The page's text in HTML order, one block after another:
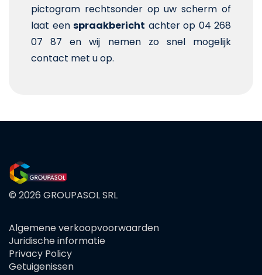
pictogram rechtsonder op uw scherm of
laat een spraakbericht achter op 04 268
07 87 en wij nemen zo snel mogelijk
contact met u op.
© 2026 GROUPASOL SRL
FOOTER
MENU
Algemene verkoopvoorwaarden
Juridische informatie
Privacy Policy
Getuigenissen